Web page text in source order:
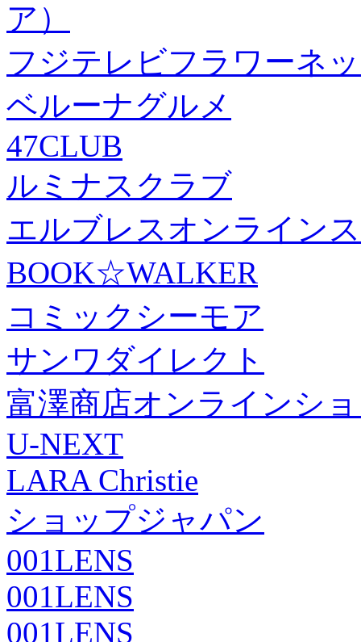
ア）
フジテレビフラワーネ
ベルーナグルメ
47CLUB
ルミナスクラブ
エルブレスオンライン
BOOK☆WALKER
コミックシーモア
サンワダイレクト
富澤商店オンラインシ
U-NEXT
LARA Christie
ショップジャパン
001LENS
001LENS
001LENS